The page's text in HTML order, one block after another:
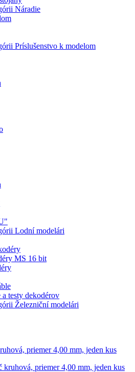
Náradie
Príslušenstvo k modelom
Lodní modelári
MS 16 bit
testy dekodérov
Železniční modelári
priemer 4,00 mm, jeden kus